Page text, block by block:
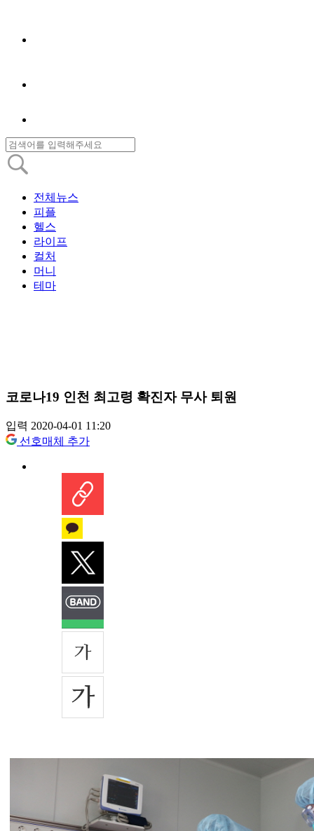
전체뉴스
피플
헬스
라이프
컬처
머니
테마
코로나19 인천 최고령 확진자 무사 퇴원
입력 2020-04-01 11:20
선호매체 추가